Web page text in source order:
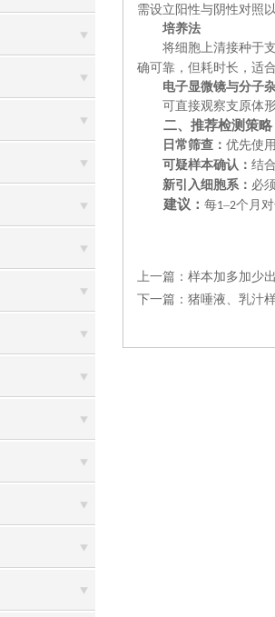
需设立阳性与阴性对照
‌培养法
将细胞上清接种于
确可靠，但耗时长，适
电子显微镜与分子
可直接观察支原体
二、推荐检测策略
日常筛查 ‌： 优先使
可疑样本确认 ‌： 结
新引入细胞系‌： 必
建议： 每1–2个月‌
上一篇： 样本加多加少
下一篇： 猪唾液、乳汁